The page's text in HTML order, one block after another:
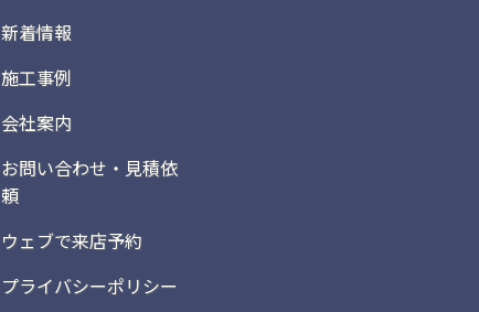
新着情報
施工事例
会社案内
お問い合わせ・見積依
頼
ウェブで来店予約
プライバシーポリシー